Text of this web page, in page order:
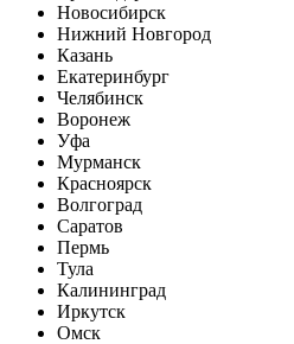
Новосибирск
Нижний Новгород
Казань
Екатеринбург
Челябинск
Воронеж
Уфа
Мурманск
Красноярск
Волгоград
Саратов
Пермь
Тула
Калининград
Иркутск
Омск